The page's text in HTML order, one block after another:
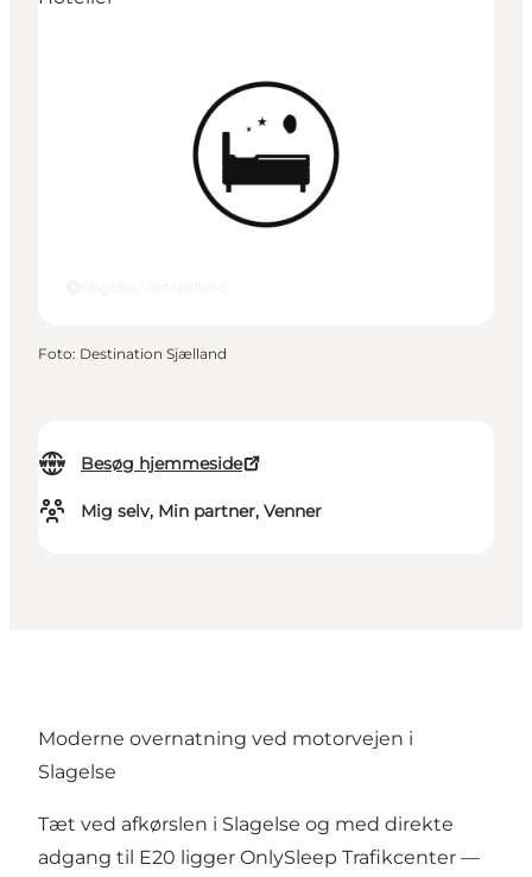
Besøg hjemmeside
Mig selv, Min partner, Venner
Foto: Destination Sjælland
Moderne overnatning ved motorvejen i
Slagelse
Tæt ved afkørslen i Slagelse og med direkte
adgang til E20 ligger OnlySleep Trafikcenter —